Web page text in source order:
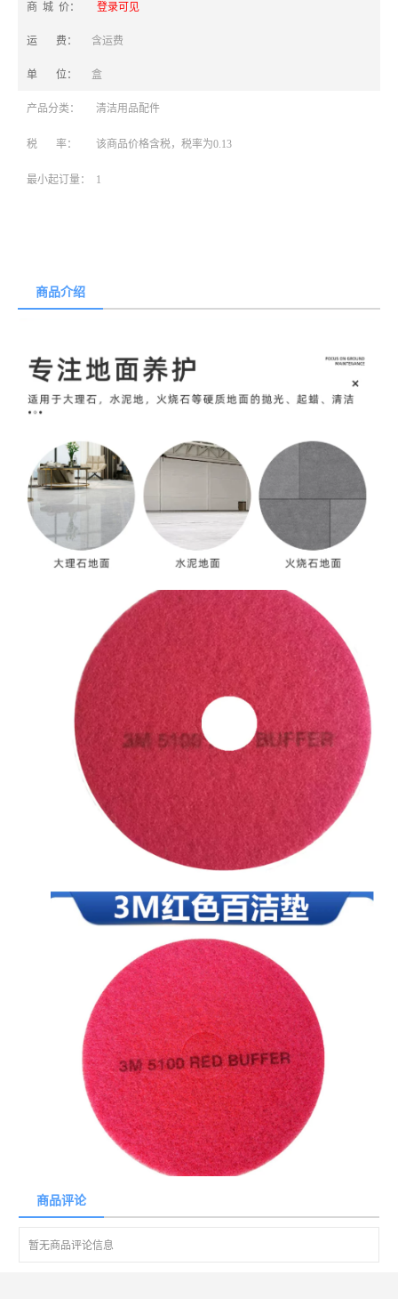
商 城 价： 登录可见
运 费： 含运费
单 位： 盒
产品分类： 清洁用品配件
税 率： 该商品价格含税，税率为0.13
最小起订量： 1
商品介绍
商品评论
暂无商品评论信息